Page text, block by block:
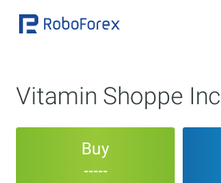
Vitamin Shoppe Inc
Buy
-----